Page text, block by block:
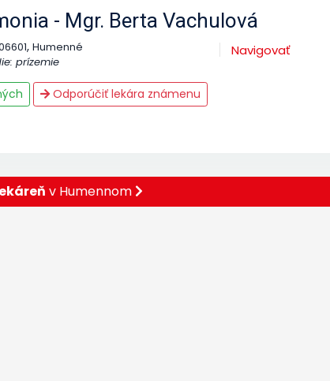
- Mgr. Berta Vachulová
, Humenné
prízemie
Odporúčiť lekára známenu
Navigovať
v Humennom